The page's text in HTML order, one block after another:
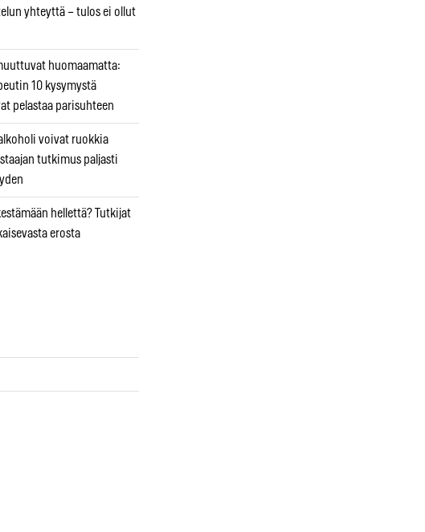
yhteyttä – tulos ei ollut
huomaamatta:
10 kysymystä
pelastaa parisuhteen
voivat ruokkia
tutkimus paljasti
hellettä? Tutkijat
erosta